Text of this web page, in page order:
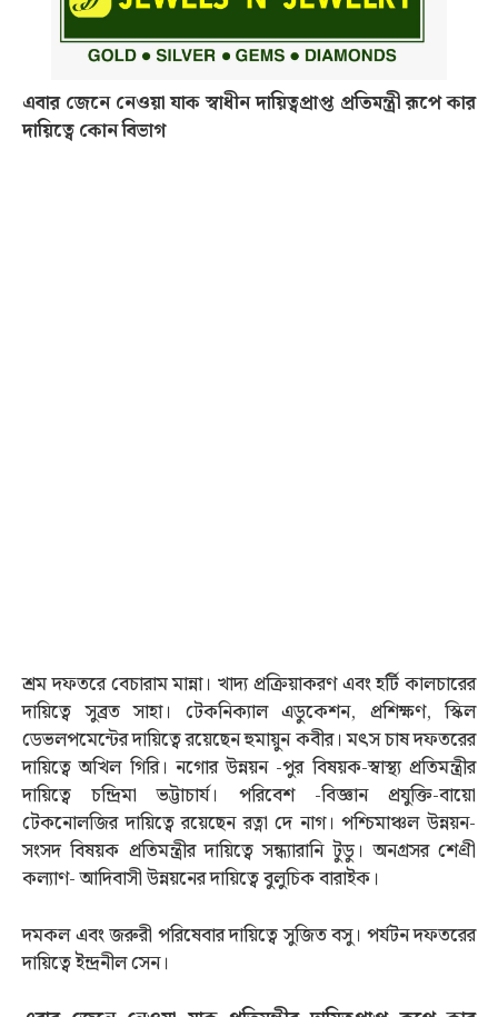
এবার জেনে নেওয়া যাক স্বাধীন দায়িত্বপ্রাপ্ত প্রতিমন্ত্রী রূপে কার
দায়িত্বে কোন বিভাগ
শ্রম দফতরে বেচারাম মান্না। খাদ্য প্রক্রিয়াকরণ এবং হর্টি কালচারের
দায়িত্বে সুব্রত সাহা। টেকনিক্যাল এডুকেশন, প্রশিক্ষণ, স্কিল
ডেভলপমেন্টের দায়িত্বে রয়েছেন হুমায়ুন কবীর। মত্‍স চাষ দফতরের
দায়িত্বে অখিল গিরি। নগোর উন্নয়ন -পুর বিষয়ক-স্বাস্থ্য প্রতিমন্ত্রীর
দায়িত্বে চন্দ্রিমা ভট্টাচার্য। পরিবেশ -বিজ্ঞান প্রযুক্তি-বায়ো
টেকনোলজির দায়িত্বে রয়েছেন রত্না দে নাগ। পশ্চিমাঞ্চল উন্নয়ন-
সংসদ বিষয়ক প্রতিমন্ত্রীর দায়িত্বে সন্ধ্যারানি টুডু। অনগ্রসর শেণ্রী
কল্যাণ- আদিবাসী উন্নয়নের দায়িত্বে বুলুচিক বারাইক।
দমকল এবং জরুরী পরিষেবার দায়িত্বে সুজিত বসু। পর্যটন দফতরের
দায়িত্বে ইন্দ্রনীল সেন।